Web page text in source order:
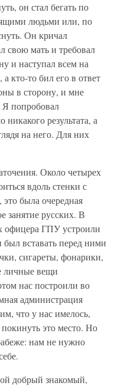
он стал бегать по
людьми или, по
Он кричал
свою мать и требовал
и наступал всем на
кто-то бил его в ответ
в сторону, и мне
Я попробовал
результата, а
на него. Для них
Около четырех
вдоль стенки с
была очередная
занятие русских. В
офицера ГПУ устроили
вставать перед ними
сигареты, фонарики,
личные вещи
нас построили во
администрация
что у нас имелось,
это место. Но
нам не нужно
добрый знакомый,